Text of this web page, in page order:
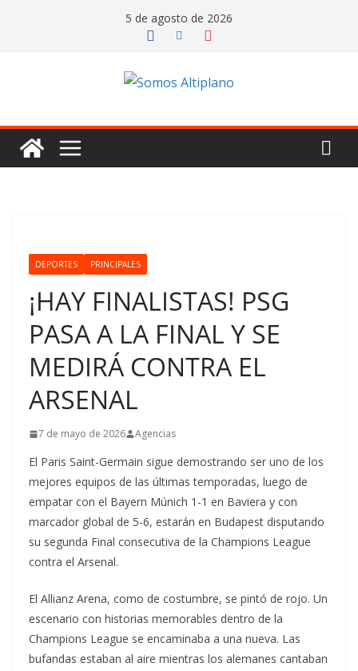
5 de agosto de 2026
DEPORTES PRINCIPALES
¡HAY FINALISTAS! PSG
PASA A LA FINAL Y SE
MEDIRÁ CONTRA EL
ARSENAL
7 de mayo de 2026 Agencias
El Paris Saint-Germain sigue demostrando ser uno de los
mejores equipos de las últimas temporadas, luego de
empatar con el Bayern Múnich 1-1 en Baviera y con
marcador global de 5-6, estarán en Budapest disputando
su segunda Final consecutiva de la Champions League
contra el Arsenal.
El Allianz Arena, como de costumbre, se pintó de rojo. Un
escenario con historias memorables dentro de la
Champions League se encaminaba a una nueva. Las
bufandas estaban al aire mientras los alemanes cantaban